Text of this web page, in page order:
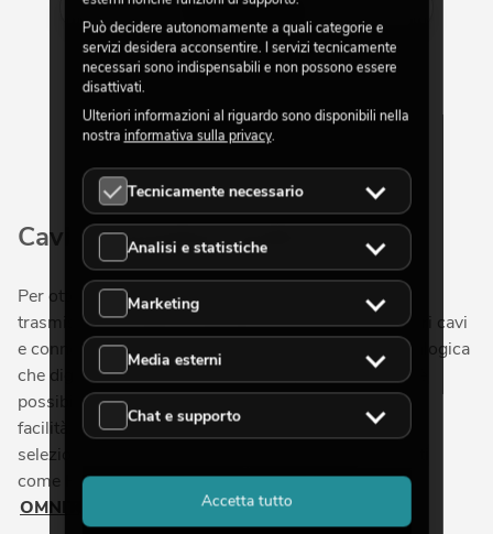
Mostra di più
Cavi e connettori audio
Per ottenere segnali audio di qualità e garantire una
trasmissione professionale del suono, sono necessari cavi
e connettori audio adeguati. La trasmissione (sia analogica
che digitale) avviene tramite i connettori, con i quali è
possibile collegare tra loro diversi dispositivi in tutta
facilità. Nel nostro negozio online troverai un'ampia
selezione di adattatori audio e cavi di marchi rinomati
come HICON e SCHILL, oltre ai nostri brand
OMNITRONIC
PSSO.
Può decidere autonomamente a quali categorie e
servizi desidera acconsentire. I servizi tecnicamente
necessari sono indispensabili e non possono essere
disattivati.
Ulteriori informazioni al riguardo sono disponibili nella
nostra informativa sulla privacy.
Tecnicamente necessario
Analisi e statistiche
Marketing
Media esterni
Chat e supporto
Accetta tutto